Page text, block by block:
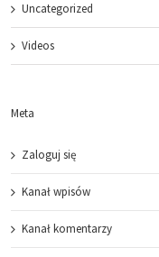
Uncategorized
Videos
Meta
Zaloguj się
Kanał wpisów
Kanał komentarzy